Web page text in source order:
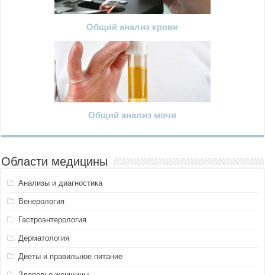
Общий анализ крови
Общий анализ мочи
Области медицины
Анализы и диагностика
Венерология
Гастроэнтерология
Дерматология
Диеты и правильное питание